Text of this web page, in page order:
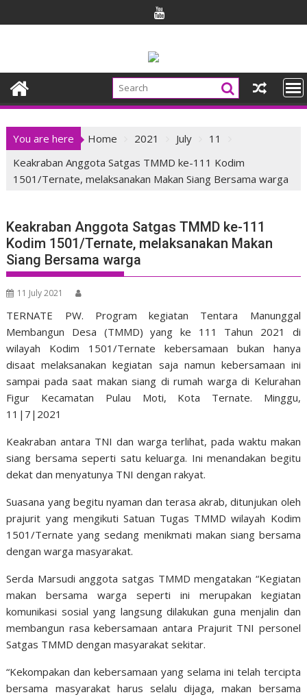
to
You are here Home 2021 July
11
Keakraban Anggota Satgas TMMD ke-111 Kodim
1501/Ternate, melaksanakan Makan Siang Bersama warga
Keakraban Anggota Satgas TMMD ke-111
Kodim 1501/Ternate, melaksanakan Makan
Siang Bersama warga
11 July 2021
TERNATE PW. Program kegiatan Tentara Manunggal
Membangun Desa (TMMD) yang ke 111 Tahun 2021 di
wilayah Kodim 1501/Ternate kebersamaan bukan hanya
disaat melaksanakan kegiatan saja namun kebersamaan ini
sampai pada saat makan siang di rumah warga di Kelurahan
Figur Kecamatan Pulau Moti, Kota Ternate. Minggu,
11|7|2021
Keakraban antara TNI dan warga terlihat, pada waktu makan
siang bersama seperti satu keluarga. Ini menandakan begitu
dekat dan menyatunya TNI dengan rakyat.
Suasana yang begitu nyaman dan terasa akrab, ditunjukan oleh
prajurit yang mengikuti Satuan Tugas TMMD wilayah Kodim
1501/Ternate yang sedang menikmati makan siang bersama
dengan warga masyarakat.
Serda Marsudi anggota satgas TMMD mengatakan “Kegiatan
makan bersama warga seperti ini merupakan kegiatan
komunikasi sosial yang langsung dilakukan guna menjalin dan
membangun rasa kebersamaan antara Prajurit TNI personel
Satgas TMMD dengan masyarakat sekitar.
“Kekompakan dan kebersamaan yang selama ini telah tercipta
bersama masyarakat harus selalu dijaga, makan bersama